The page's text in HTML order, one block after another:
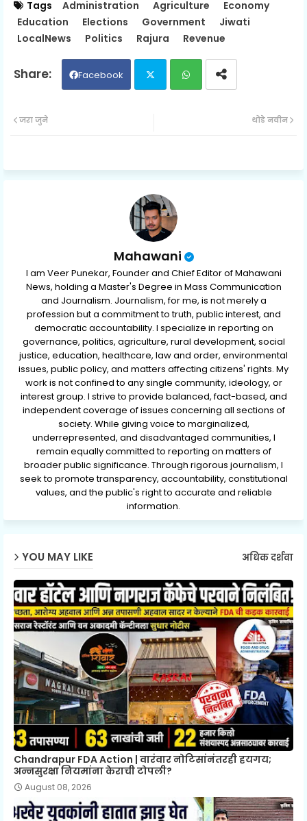
Tags Administration Agriculture
Economy
Education
Elections Government
Jiwati
LocalNews
Politics Rajura Revenue
Facebook
ap
थोडे नवीन
जरा जुने
Mahawani
I am Veer Punekar, Founder and Chief Editor of Mahawani
News, holding a Master's Degree in Mass Communication
and Journalism. Journalism, for me, is not merely a
profession but a commitment to truth, public interest, and
democratic accountability. I specialize in reporting on
governance, politics, agriculture, rural development, social
justice, education, healthcare, law and order, environmental
issues, public policy, and matters affecting citizens' rights. My
work is not confined to any single community, ideology, or
interest group. I strive to provide balanced, fact-based, and
independent coverage of issues concerning all sections of
society. While giving voice to marginalized,
underrepresented, and disadvantaged communities, I
remain equally committed to reporting on matters of
broader public significance. Through rigorous journalism, I
seek to promote transparency, accountability, constitutional
values, and the public's right to accurate and reliable
information.
YOU MAY LIKE अधिक दर्शवा
Chandrapur FDA Action | वारंवार नोटिसांनंतरही हयगय;
अन्नसुरक्षा नियमांना केराची टोपली?
August 08, 2026